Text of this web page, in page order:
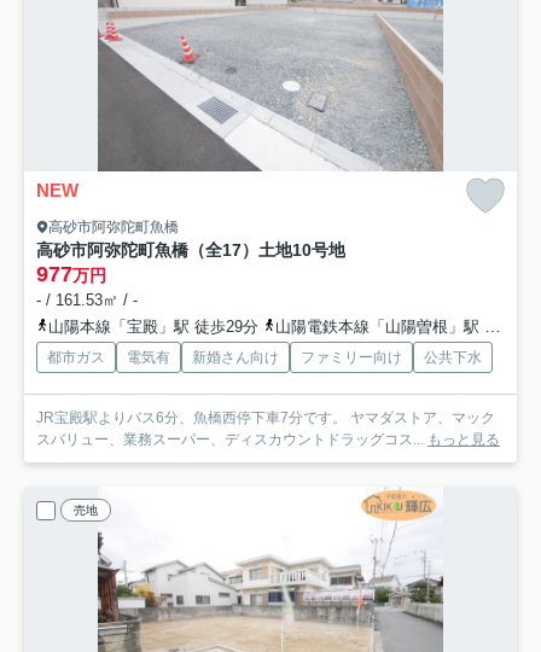
NEW
高砂市阿弥陀町魚橋
高砂市阿弥陀町魚橋（全17）土地10号地
977万円
- / 161.53㎡ / -
山陽本線「宝殿」駅 徒歩29分
山陽電鉄本線「山陽曽根」駅 徒歩37分
都市ガス 電気有 新婚さん向け ファミリー向け 公共下水
JR宝殿駅よりバス6分、魚橋西停下車7分です。 ヤマダストア、マック
スバリュー、業務スーパー、ディスカウントドラッグコス...
もっと見る
売地